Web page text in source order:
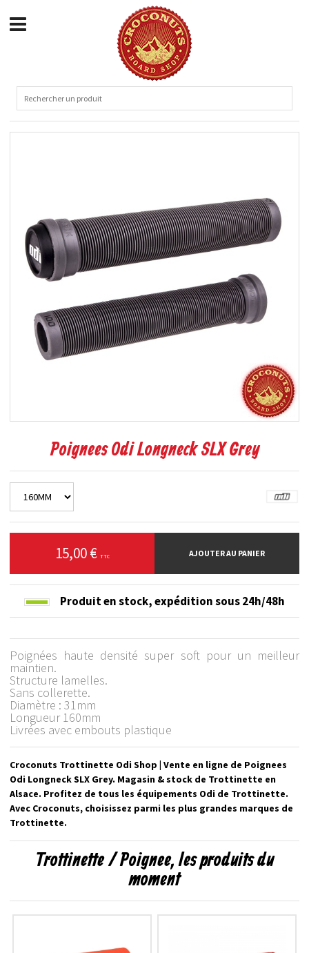
Poignees Odi Longneck SLX Grey
15,00 € TTC AJOUTER AU PANIER
Produit en stock,expédition sous 24h/48h
Poignées haute densité super soft pour un meilleur
maintien.
Structure lamelles.
Sans collerette.
Diamètre : 31mm
Longueur 160mm
Livrées avec embouts plastique
Croconuts Trottinette Odi Shop | Vente en ligne de Poignees
Odi Longneck SLX Grey. Magasin & stock de Trottinette en
Alsace. Profitez de tous les équipements Odi de Trottinette.
Avec Croconuts, choisissez parmi les plus grandes marques de
Trottinette.
Trottinette / Poignee, les produits du
moment